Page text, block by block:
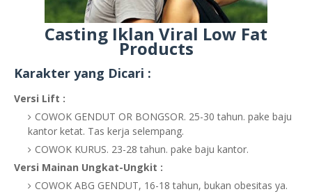
Casting Iklan Viral Low Fat
Products
Karakter yang Dicari :
Versi Lift :
COWOK GENDUT OR BONGSOR. 25-30 tahun. pake baju
kantor ketat. Tas kerja selempang.
COWOK KURUS. 23-28 tahun. pake baju kantor.
Versi Mainan Ungkat-Ungkit :
COWOK ABG GENDUT, 16-18 tahun, bukan obesitas ya.